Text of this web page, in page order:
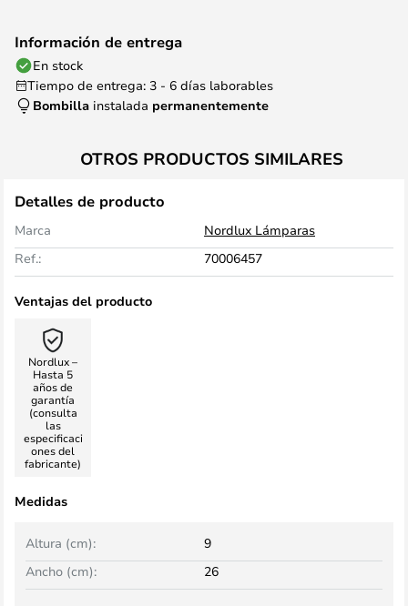
Información de entrega
En stock
Tiempo de entrega: 3 - 6 días laborables
Bombilla instalada permanentemente
OTROS PRODUCTOS SIMILARES
Detalles de producto
Marca
Nordlux Lámparas
Ref.:
70006457
Ventajas del producto
Nordlux –
Hasta 5
años de
garantía
(consulta
las
especificaci
ones del
fabricante)
Medidas
Ancho (cm): 26
Altura (cm): 9